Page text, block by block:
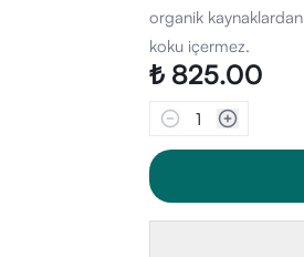
organik
koku içermez.
₺ 825.00
1